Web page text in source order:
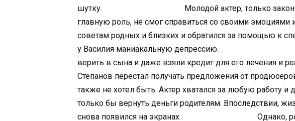
шутку.
Молодой актер, только закончил
главную роль, не смог справиться со своими
советам родных и близких и обратился за помощью к
у Василия маниакальную депрессию.
Однако,
верить в сына и даже взяли кредит для его лечения и
Степанов перестал получать предложения от
также не хотел быть. Актер хватался за любую работу
только бы вернуть деньги родителям. Впоследствии,
снова появился на экранах.
Однако, родители